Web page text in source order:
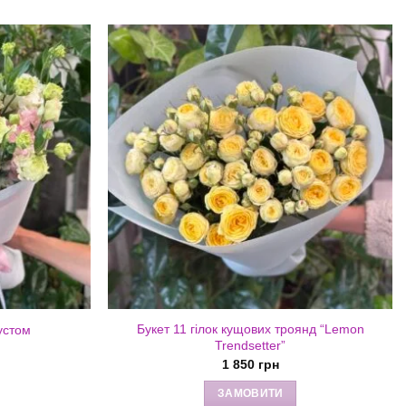
Букет 11 гілок кущових троянд “Lemon
Trendsetter”
1 850 грн
ЗАМОВИТИ